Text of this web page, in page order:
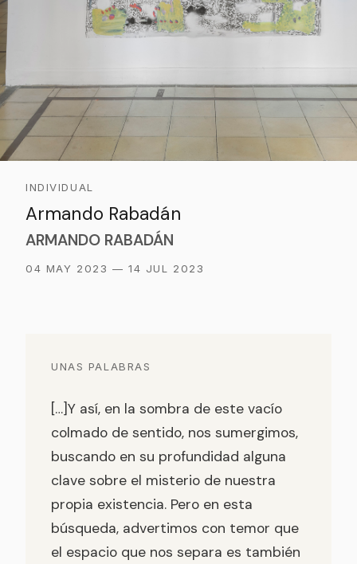
INDIVIDUAL
Armando Rabadán
ARMANDO RABADÁN
04 MAY 2023 — 14 JUL 2023
UNAS PALABRAS
[…]Y así, en la sombra de este vacío
colmado de sentido, nos sumergimos,
buscando en su profundidad alguna
clave sobre el misterio de nuestra
propia existencia. Pero en esta
búsqueda, advertimos con temor que
el espacio que nos separa es también